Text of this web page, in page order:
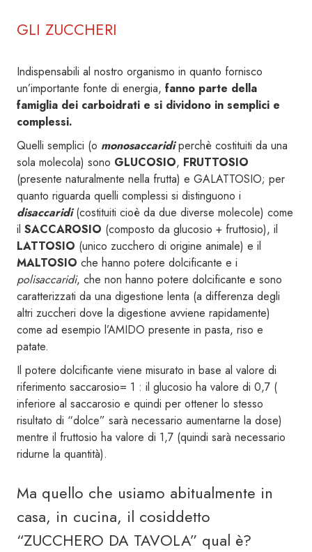
GLI ZUCCHERI
Indispensabili al nostro organismo in quanto fornisco
un’importante fonte di energia, fanno parte della
famiglia dei carboidrati e si dividono in semplici e
complessi.
Quelli semplici (o monosaccaridiperchè costituiti da una
sola molecola) sono GLUCOSIO, FRUTTOSIO
(presente naturalmente nella frutta) e GALATTOSIO; per
quanto riguarda quelli complessi si distinguono i
disaccaridi (costituiti cioè da due diverse molecole) come
il SACCAROSIO (composto da glucosio + fruttosio), il
LATTOSIO (unico zucchero di origine animale) e il
MALTOSIO che hanno potere dolcificante e i
polisaccaridi, che non hanno potere dolcificante e sono
caratterizzati da una digestione lenta (a differenza degli
altri zuccheri dove la digestione avviene rapidamente)
come ad esempio l’AMIDO presente in pasta, riso e
patate.
Il potere dolcificante viene misurato in base al valore di
riferimento saccarosio= 1 : il glucosio ha valore di 0,7 (
inferiore al saccarosio e quindi per ottener lo stesso
risultato di “dolce” sarà necessario aumentarne la dose)
mentre il fruttosio ha valore di 1,7 (quindi sarà necessario
ridurne la quantità).
Ma quello che usiamo abitualmente in
casa, in cucina, il cosiddetto
“ZUCCHERO DA TAVOLA” qual è?